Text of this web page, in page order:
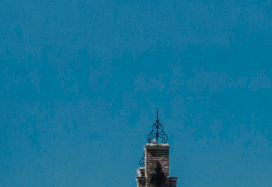
Search
for:
"Maud heeft me naast de techniek ook vooral geleerd om
te ontspannen tijdens het zingen. Want op die manier is
zingen het allerleukst!"
PAGINA’S
Algemene Voorwaarden